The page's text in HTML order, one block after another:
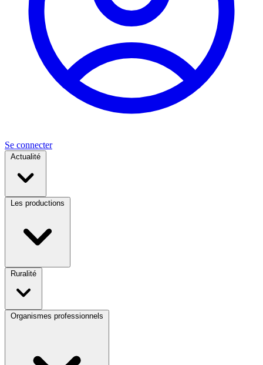
Se connecter
Actualité
Les productions
Ruralité
Organismes professionnels